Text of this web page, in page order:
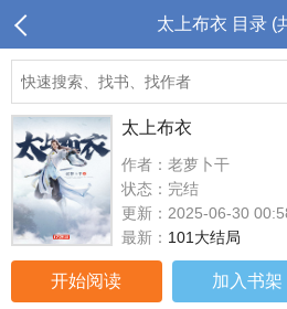
太上布衣 目录 (
太上布衣
作者：老萝卜干
状态：完结
更新：2025-06-30
最新： 101大结局
开始阅读 加入书架